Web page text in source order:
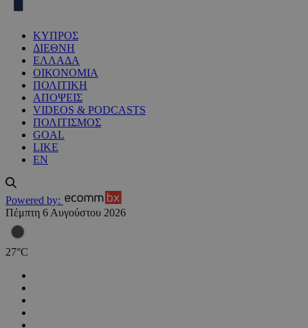
ΚΥΠΡΟΣ
ΔΙΕΘΝΗ
ΕΛΛΑΔΑ
ΟΙΚΟΝΟΜΙΑ
ΠΟΛΙΤΙΚΗ
ΑΠΟΨΕΙΣ
VIDEOS & PODCASTS
ΠΟΛΙΤΙΣΜΟΣ
GOAL
LIKE
EN
Powered by:
Πέμπτη 6 Αυγούστου 2026
27°C